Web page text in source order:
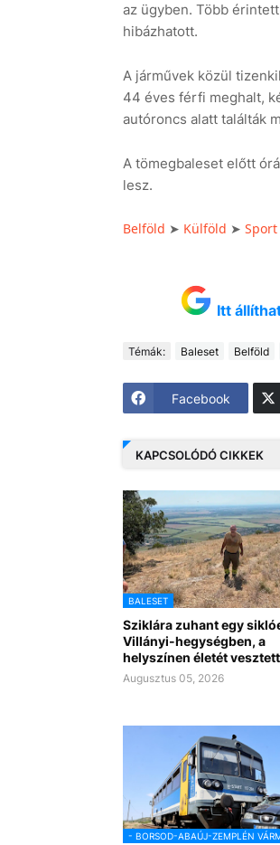
az ügyben. Több
hibázhatott.
A járművek közül
44 éves férfi meghalt,
autóroncs alatt találták
A tömegbaleset előtt
lesz.
Belföld ➤ Külföld ➤ Sport
Itt
Témák: Baleset Belföld
Facebook
KAPCSOLÓDÓ CIKKEK
BALESET
Sziklára zuhant egy
Villányi-hegységben, a
helyszínen életét
Augusztus 05, 2026
- BORSOD-ABAÚJ-ZEMPLÉN